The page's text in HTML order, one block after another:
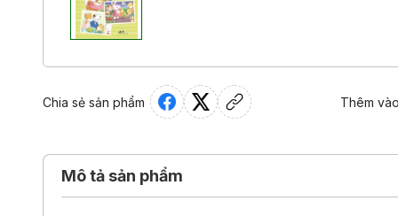
Chia sẻ sản phẩm Thêm
Mô tả sản phẩm